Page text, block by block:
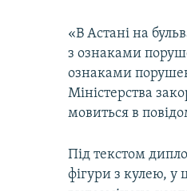
«В Астані на
з ознаками
ознаками
Міністерства
мовиться в
Під текстом
фігури з кулею, у